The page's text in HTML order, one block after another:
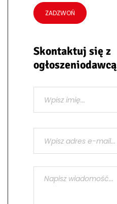
ZADZWOŃ
Skontaktuj się z
ogłoszeniodawcą